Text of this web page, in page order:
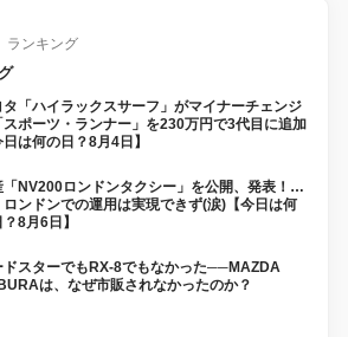
ランキング
タ「ハイラックスサーフ」がマイナーチェンジ
スポーツ・ランナー」を230万円で3代目に追加
日は何の日？8月4日】
「NV200ロンドンタクシー」を公開、発表！…
ロンドンでの運用は実現できず(涙)【今日は何
8月6日】
ドスターでもRX-8でもなかった──MAZDA
は、なぜ市販されなかったのか？